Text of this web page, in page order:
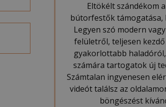
Eltökélt szándékom
bútorfestők támogatása,
Legyen szó modern
felületről, teljesen
gyakorlottabb
számára tartogatok új
Számtalan ingyenesen
videót találsz az
böngészést